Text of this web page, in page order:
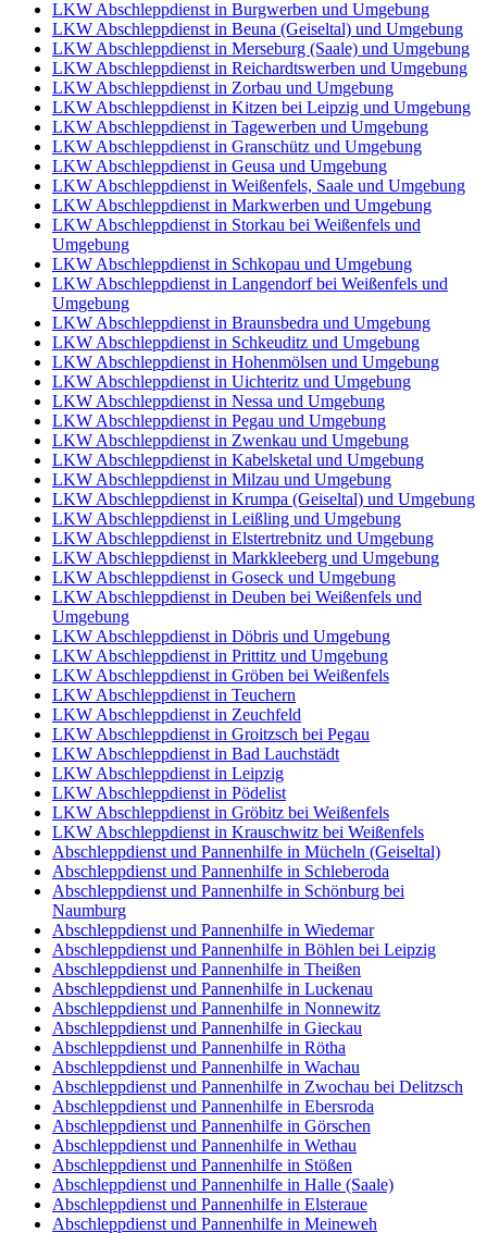
LKW Abschleppdienst in Burgwerben und Umgebung
LKW Abschleppdienst in Beuna (Geiseltal) und Umgebung
LKW Abschleppdienst in Merseburg (Saale) und Umgebung
LKW Abschleppdienst in Reichardtswerben und Umgebung
LKW Abschleppdienst in Zorbau und Umgebung
LKW Abschleppdienst in Kitzen bei Leipzig und Umgebung
LKW Abschleppdienst in Tagewerben und Umgebung
LKW Abschleppdienst in Granschütz und Umgebung
LKW Abschleppdienst in Geusa und Umgebung
LKW Abschleppdienst in Weißenfels, Saale und Umgebung
LKW Abschleppdienst in Markwerben und Umgebung
LKW Abschleppdienst in Storkau bei Weißenfels und
Umgebung
LKW Abschleppdienst in Schkopau und Umgebung
LKW Abschleppdienst in Langendorf bei Weißenfels und
Umgebung
LKW Abschleppdienst in Braunsbedra und Umgebung
LKW Abschleppdienst in Schkeuditz und Umgebung
LKW Abschleppdienst in Hohenmölsen und Umgebung
LKW Abschleppdienst in Uichteritz und Umgebung
LKW Abschleppdienst in Nessa und Umgebung
LKW Abschleppdienst in Pegau und Umgebung
LKW Abschleppdienst in Zwenkau und Umgebung
LKW Abschleppdienst in Kabelsketal und Umgebung
LKW Abschleppdienst in Milzau und Umgebung
LKW Abschleppdienst in Krumpa (Geiseltal) und Umgebung
LKW Abschleppdienst in Leißling und Umgebung
LKW Abschleppdienst in Elstertrebnitz und Umgebung
LKW Abschleppdienst in Markkleeberg und Umgebung
LKW Abschleppdienst in Goseck und Umgebung
LKW Abschleppdienst in Deuben bei Weißenfels und
Umgebung
LKW Abschleppdienst in Döbris und Umgebung
LKW Abschleppdienst in Prittitz und Umgebung
LKW Abschleppdienst in Gröben bei Weißenfels
LKW Abschleppdienst in Teuchern
LKW Abschleppdienst in Zeuchfeld
LKW Abschleppdienst in Groitzsch bei Pegau
LKW Abschleppdienst in Bad Lauchstädt
LKW Abschleppdienst in Leipzig
LKW Abschleppdienst in Pödelist
LKW Abschleppdienst in Gröbitz bei Weißenfels
LKW Abschleppdienst in Krauschwitz bei Weißenfels
Abschleppdienst und Pannenhilfe in Mücheln (Geiseltal)
Abschleppdienst und Pannenhilfe in Schleberoda
Abschleppdienst und Pannenhilfe in Schönburg bei
Naumburg
Abschleppdienst und Pannenhilfe in Wiedemar
Abschleppdienst und Pannenhilfe in Böhlen bei Leipzig
Abschleppdienst und Pannenhilfe in Theißen
Abschleppdienst und Pannenhilfe in Luckenau
Abschleppdienst und Pannenhilfe in Nonnewitz
Abschleppdienst und Pannenhilfe in Gieckau
Abschleppdienst und Pannenhilfe in Rötha
Abschleppdienst und Pannenhilfe in Wachau
Abschleppdienst und Pannenhilfe in Zwochau bei Delitzsch
Abschleppdienst und Pannenhilfe in Ebersroda
Abschleppdienst und Pannenhilfe in Görschen
Abschleppdienst und Pannenhilfe in Wethau
Abschleppdienst und Pannenhilfe in Stößen
Abschleppdienst und Pannenhilfe in Halle (Saale)
Abschleppdienst und Pannenhilfe in Elsteraue
Abschleppdienst und Pannenhilfe in Meineweh